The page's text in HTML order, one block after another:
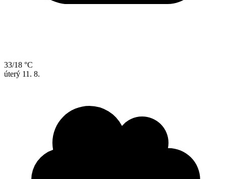
33/18 °C
úterý 11. 8.